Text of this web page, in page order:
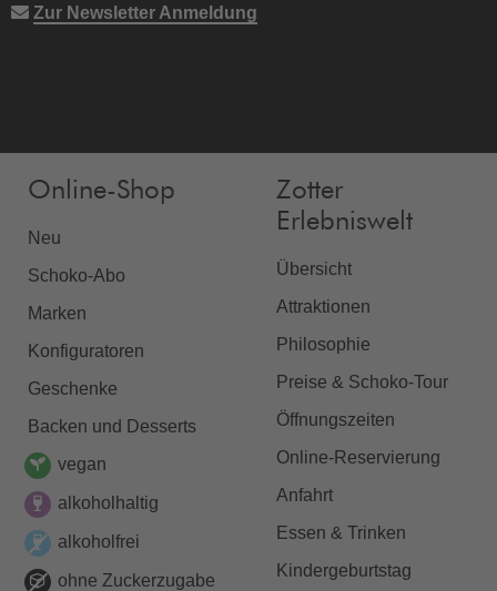
Zur Newsletter Anmeldung
Online-Shop
Neu
Schoko-Abo
Marken
Konfiguratoren
Geschenke
Backen und Desserts
vegan
alkoholhaltig
alkoholfrei
ohne Zuckerzugabe
Zotter
Erlebniswelt
Übersicht
Attraktionen
Philosophie
Preise & Schoko-Tour
Öffnungszeiten
Online-Reservierung
Anfahrt
Essen & Trinken
Kindergeburtstag